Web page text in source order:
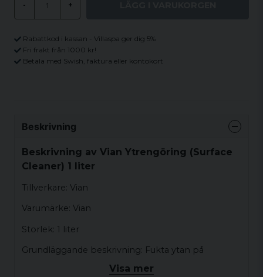
- +
Rabattkod i kassan - Villaspa ger dig 5%
Fri frakt från 1000 kr!
Betala med Swish, faktura eller kontokort
Beskrivning
Beskrivning av Vian Ytrengöring (Surface
Cleaner) 1 liter
Tillverkare: Vian
Varumärke: Vian
Storlek: 1 liter
Grundläggande beskrivning: Fukta ytan på
spabadet som ska städas med vatten, och tillför
detta medel (outspätt) med en svamp. Gnugga
Visa mer